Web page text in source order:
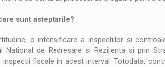
sunt asteptarile?
o intensificare a inspectiilor si
National de Redresare si Rezilienta si prin
inspectii fiscale in acest interval. Totodata,